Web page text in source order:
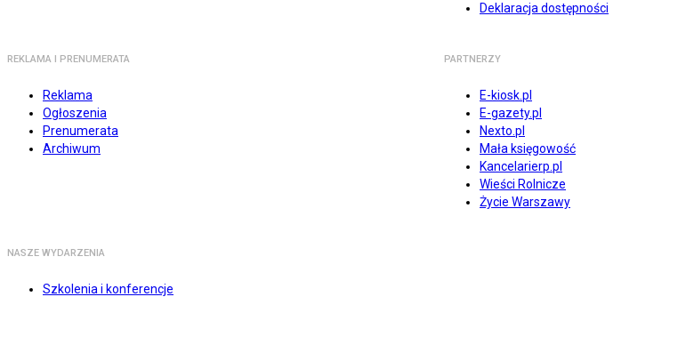
Deklaracja dostępności
REKLAMA I PRENUMERATA
Reklama
Ogłoszenia
Prenumerata
Archiwum
PARTNERZY
E-kiosk.pl
E-gazety.pl
Nexto.pl
Mała księgowość
Kancelarierp.pl
Wieści Rolnicze
Życie Warszawy
NASZE WYDARZENIA
Szkolenia i konferencje